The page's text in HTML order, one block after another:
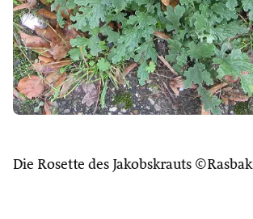
Die Rosette des Jakobskrauts ©Rasbak